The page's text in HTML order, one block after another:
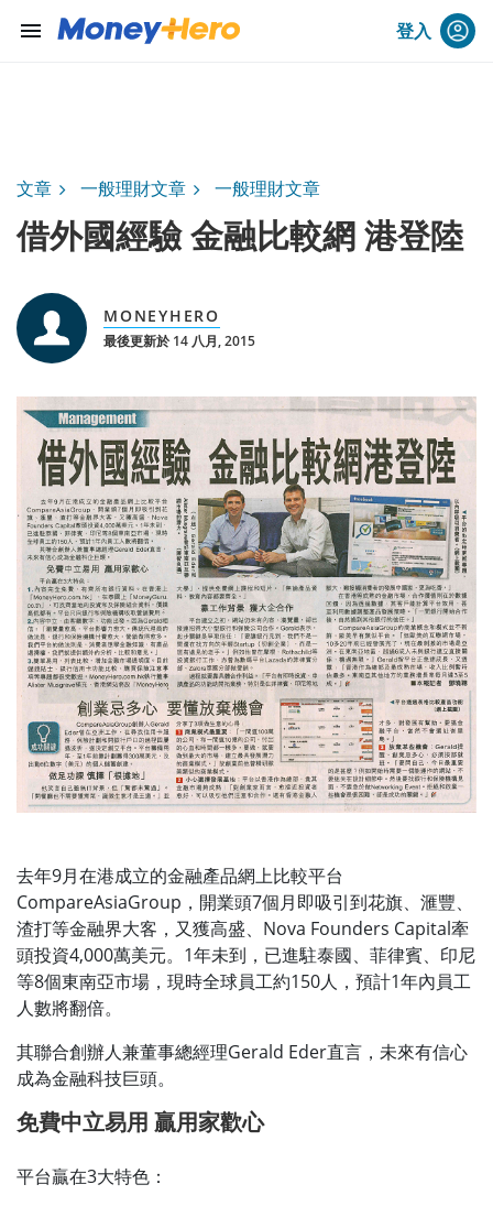
menu 登入
文章 一般理財文章 一般理財文章
借外國經驗 金融比較網 港登陸
MONEYHERO
最後更新於 14 八月, 2015
去年9月在港成立的金融產品網上比較平台
CompareAsiaGroup，開業頭7個月即吸引到花旗、滙豐、
渣打等金融界大客，又獲高盛、Nova Founders Capital牽
頭投資4,000萬美元。1年未到，已進駐泰國、菲律賓、印尼
等8個東南亞市場，現時全球員工約150人，預計1年內員工
人數將翻倍。
其聯合創辦人兼董事總經理Gerald Eder直言，未來有信心
成為金融科技巨頭。
免費中立易用 贏用家歡心
平台贏在3大特色：